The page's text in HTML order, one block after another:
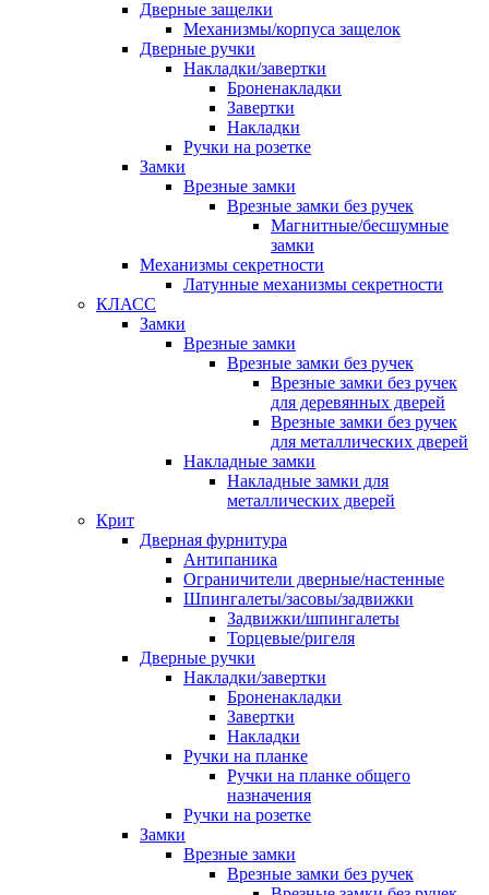
Дверные защелки
Механизмы/корпуса защелок
Дверные ручки
Накладки/завертки
Броненакладки
Завертки
Накладки
Ручки на розетке
Замки
Врезные замки
Врезные замки без ручек
Магнитные/бесшумные
замки
Механизмы секретности
Латунные механизмы секретности
КЛАСС
Замки
Врезные замки
Врезные замки без ручек
Врезные замки без ручек
для деревянных дверей
Врезные замки без ручек
для металлических дверей
Накладные замки
Накладные замки для
металлических дверей
Крит
Дверная фурнитура
Антипаника
Ограничители дверные/настенные
Шпингалеты/засовы/задвижки
Задвижки/шпингалеты
Торцевые/ригеля
Дверные ручки
Накладки/завертки
Броненакладки
Завертки
Накладки
Ручки на планке
Ручки на планке общего
назначения
Ручки на розетке
Замки
Врезные замки
Врезные замки без ручек